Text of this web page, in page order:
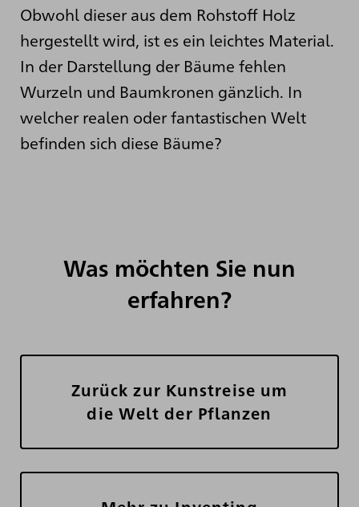
Obwohl dieser aus dem Rohstoff Holz
hergestellt wird, ist es ein leichtes Material.
In der Darstellung der Bäume fehlen
Wurzeln und Baumkronen gänzlich. In
welcher realen oder fantastischen Welt
befinden sich diese Bäume?
Was möchten Sie nun
erfahren?
Zurück zur Kunstreise um
die Welt der Pflanzen